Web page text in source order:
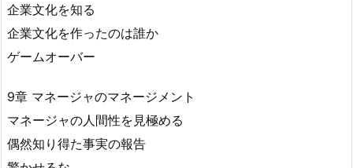
企業文化を知る
企業文化を作ったのは誰か
ゲームオーバー
9章 マネージャのマネージメント
マネージャの人間性を見極める
偶然知り得た事実の報告